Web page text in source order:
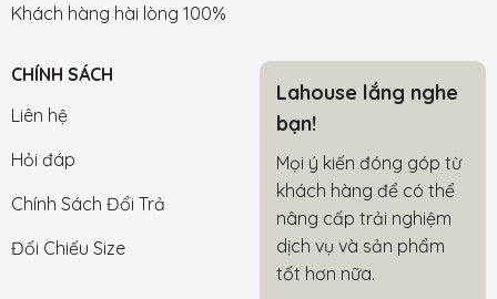
Khách hàng hài lòng 100%
CHÍNH SÁCH
Liên hệ
Hỏi đáp
Chính Sách Đổi Trả
Đối Chiếu Size
Lahouse lắng nghe
bạn!
Mọi ý kiến đóng góp từ
khách hàng để có thể
nâng cấp trải nghiệm
dịch vụ và sản phẩm
tốt hơn nữa.